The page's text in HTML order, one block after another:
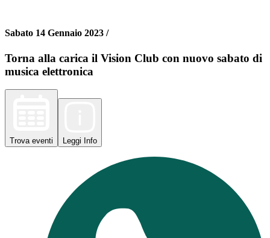
Sabato 14 Gennaio 2023 /
Torna alla carica il Vision Club con nuovo sabato di
musica elettronica
Trova eventi Leggi Info